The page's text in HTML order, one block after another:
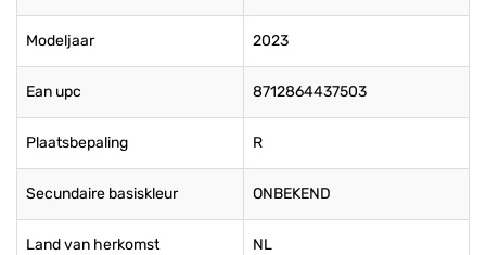
Modeljaar 2023
Ean upc 8712864437503
Plaatsbepaling R
Secundaire basiskleur ONBEKEND
Land van herkomst NL